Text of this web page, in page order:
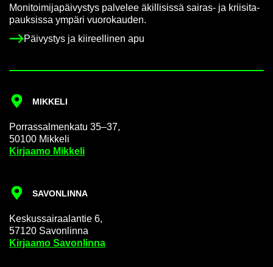
Mo­ni­toi­mi­ja­päi­vys­tys pal­ve­lee äkil­li­sis­sä sairas-​ ja krii­si­ta­
pauk­sis­sa ym­pä­ri vuo­ro­kau­den.
Päi­vys­tys ja kii­reel­li­nen apu
MIK­KE­LI
Por­ras­sal­men­ka­tu 35–37,
50100 Mik­ke­li
Kir­jaa­mo Mik­ke­li
SA­VON­LIN­NA
Kes­kus­sai­raa­lan­tie 6,
57120 Sa­von­lin­na
Kir­jaa­mo Sa­von­lin­na